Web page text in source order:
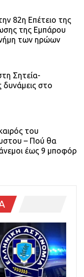
82η Επέτειο της
της Εμπάρου
των ηρώων
Σητεία-
δυνάμεις στο
του
– Πού θα
έως 9 μποφόρ